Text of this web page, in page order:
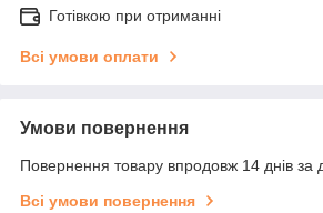
Готівкою при отриманні
Всі умови оплати
Умови повернення
Повернення товару впродовж 14 днів за
Всі умови повернення